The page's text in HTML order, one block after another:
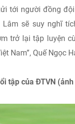
tới người đồng
Lâm sẽ suy nghĩ
trở lại tập luyện
Nam”, Quế Ngọc
tập của ĐTVN (ảnh